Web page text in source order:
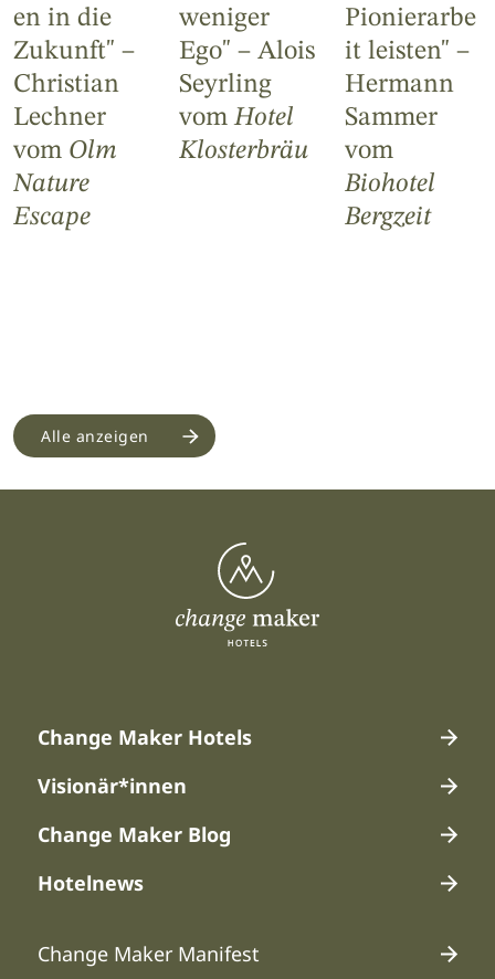
Alle anzeigen
en in die
Zukunft" –
Christian
Lechner
vom Olm
Nature
Escape
weniger
Ego" – Alois
Seyrling
vomHotel
Klosterbräu
Pionierarbe
it leisten" –
Hermann
Sammer
vom
Biohotel
Bergzeit
Hauptmenü 1
Change Maker Hotels
Visionär*innen
Change Maker Blog
Hotelnews
Hauptmenü 2
Change Maker Manifest